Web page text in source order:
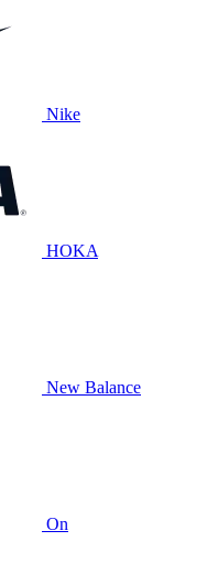
Nike
HOKA
New Balance
On